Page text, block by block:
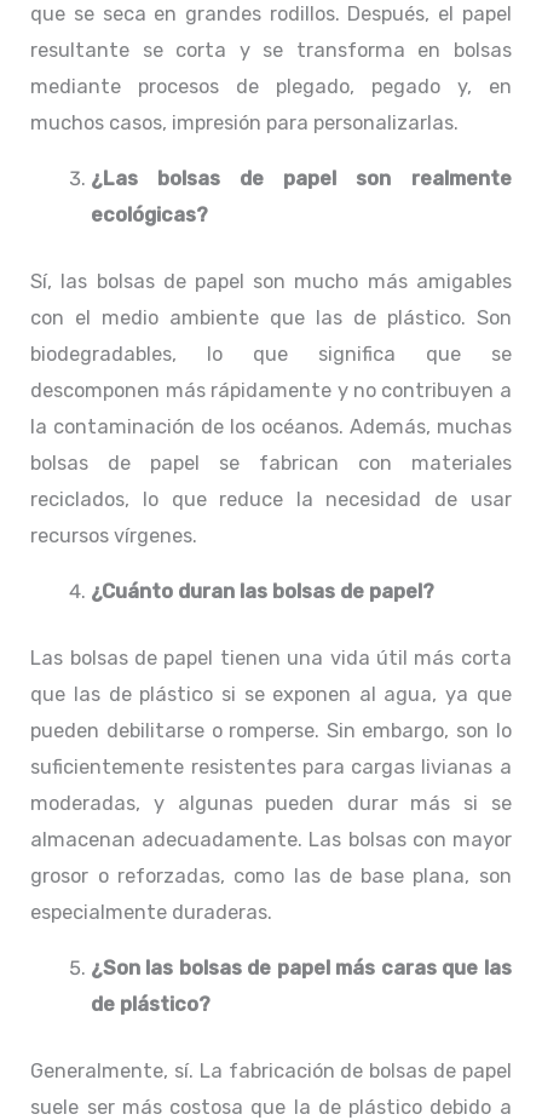
que se seca en grandes rodillos. Después, el papel
resultante se corta y se transforma en bolsas
mediante procesos de plegado, pegado y, en
muchos casos, impresión para personalizarlas.
¿Las bolsas de papel son realmente
ecológicas?
Sí, las bolsas de papel son mucho más amigables
con el medio ambiente que las de plástico. Son
biodegradables, lo que significa que se
descomponen más rápidamente y no contribuyen a
la contaminación de los océanos. Además, muchas
bolsas de papel se fabrican con materiales
reciclados, lo que reduce la necesidad de usar
recursos vírgenes.
¿Cuánto duran las bolsas de papel?
Las bolsas de papel tienen una vida útil más corta
que las de plástico si se exponen al agua, ya que
pueden debilitarse o romperse. Sin embargo, son lo
suficientemente resistentes para cargas livianas a
moderadas, y algunas pueden durar más si se
almacenan adecuadamente. Las bolsas con mayor
grosor o reforzadas, como las de base plana, son
especialmente duraderas.
¿Son las bolsas de papel más caras que las
de plástico?
Generalmente, sí. La fabricación de bolsas de papel
suele ser más costosa que la de plástico debido a